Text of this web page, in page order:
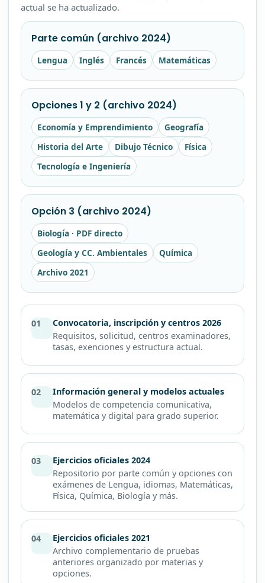
actual se ha actualizado.
Parte común (archivo 2024)
Lengua Inglés Francés Matemáticas
Opciones 1 y 2 (archivo 2024)
Economía y Emprendimiento
Geografía
Historia del Arte
Dibujo Técnico
Física
Tecnología e Ingeniería
Opción 3 (archivo 2024)
Biología · PDF directo
Geología y CC. Ambientales
Química
Archivo 2021
01
Convocatoria, inscripción y centros 2026
Requisitos, solicitud, centros examinadores,
tasas, exenciones y estructura actual.
02
Información general y modelos actuales
Modelos de competencia comunicativa,
matemática y digital para grado superior.
03
Ejercicios oficiales 2024
Repositorio por parte común y opciones con
exámenes de Lengua, idiomas, Matemáticas,
Física, Química, Biología y más.
04
Ejercicios oficiales 2021
Archivo complementario de pruebas
anteriores organizado por materias y
opciones.